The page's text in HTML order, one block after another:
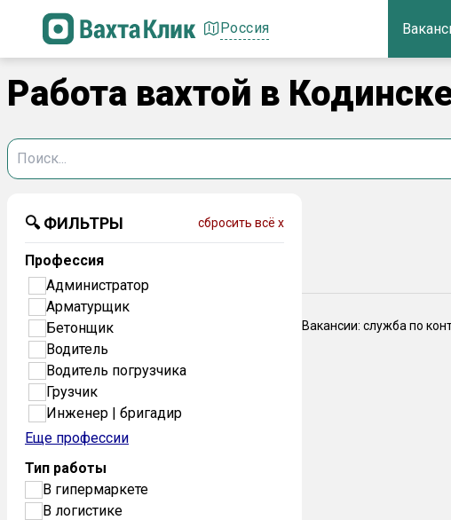
Россия
Работа вахтой в
🔍 ФИЛЬТРЫ сбросить всё x
Профессия
Администратор
Арматурщик
Бетонщик
Водитель
Водитель погрузчика
Грузчик
Инженер | бригадир
Еще профессии
Тип работы
В гипермаркете
В логистике
Вакансии: служба по